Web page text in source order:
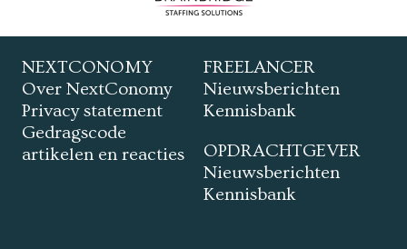
NEXTCONOMY
Over NextConomy
Privacy statement
Gedragscode
artikelen en reacties
FREELANCER
Nieuwsberichten
Kennisbank
OPDRACHTGEVER
Nieuwsberichten
Kennisbank